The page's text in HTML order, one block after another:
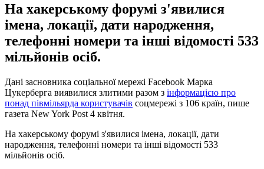
На хакерському форумі з'явилися
імена, локації, дати народження,
телефонні номери та інші відомості 533
мільйонів осіб.
Дані засновника соціальної мережі Facebook Марка
Цукерберга виявилися злитими разом з інформацією про
понад півмільярда користувачів соцмережі з 106 країн, пише
газета New York Post 4 квітня.
На хакерському форумі з'явилися імена, локації, дати
народження, телефонні номери та інші відомості 533
мільйонів осіб.